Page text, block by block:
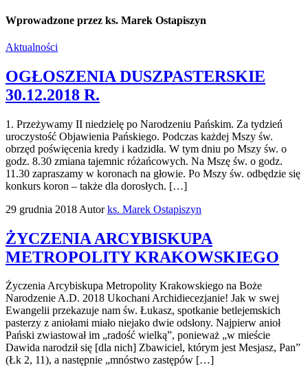
Wprowadzone przez ks. Marek Ostapiszyn
Aktualności
OGŁOSZENIA DUSZPASTERSKIE
30.12.2018 R.
1. Przeżywamy II niedzielę po Narodzeniu Pańskim. Za tydzień
uroczystość Objawienia Pańskiego. Podczas każdej Mszy św.
obrzęd poświęcenia kredy i kadzidła. W tym dniu po Mszy św. o
godz. 8.30 zmiana tajemnic różańcowych. Na Mszę św. o godz.
11.30 zapraszamy w koronach na głowie. Po Mszy św. odbędzie się
konkurs koron – także dla dorosłych. […]
29 grudnia 2018 Autorks. Marek Ostapiszyn
ŻYCZENIA ARCYBISKUPA
METROPOLITY KRAKOWSKIEGO
Życzenia Arcybiskupa Metropolity Krakowskiego na Boże
Narodzenie A.D. 2018 Ukochani Archidiecezjanie! Jak w swej
Ewangelii przekazuje nam św. Łukasz, spotkanie betlejemskich
pasterzy z aniołami miało niejako dwie odsłony. Najpierw anioł
Pański zwiastował im „radość wielką”, ponieważ „w mieście
Dawida narodził się [dla nich] Zbawiciel, którym jest Mesjasz, Pan”
(Łk 2, 11), a następnie „mnóstwo zastępów […]